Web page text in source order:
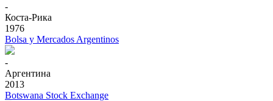
-
Коста-Рика
1976
Bolsa y Mercados Argentinos
-
Аргентина
2013
Botswana Stock Exchange